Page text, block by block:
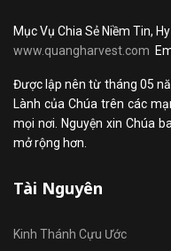
Mục Vụ Chia Sẻ Niềm Tin,
www.quangharvest.com
Được lập nên từ tháng 05
Lành của Chúa trên các
mọi nơi. Nguyện xin Chúa
mở rộng hơn.
Tài Nguyên
Kinh Thánh Cựu Ước